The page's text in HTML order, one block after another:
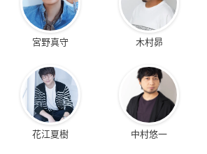
宮野真守 木村昴
花江夏樹 中村悠一